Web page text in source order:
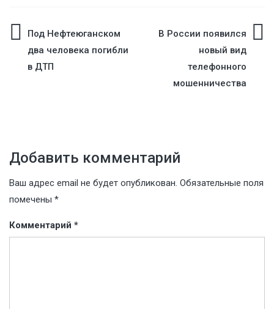
Навигация
по
Под Нефтеюганском
два человека погибли
в ДТП
В России появился
новый вид
телефонного
мошенничества
Добавить комментарий
Ваш адрес email не будет опубликован. Обязательные поля
помечены *
Комментарий *